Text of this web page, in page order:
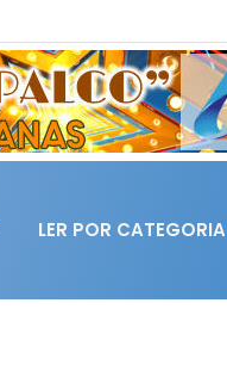
LER POR CATEGORIA